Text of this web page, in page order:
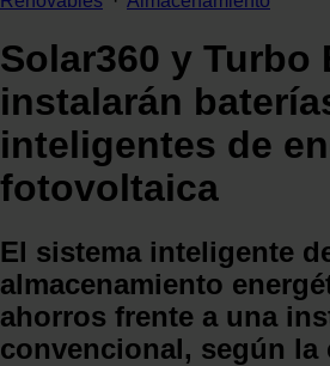
Solar360 y Turbo
instalarán
inteligentes de
fotovoltaica
El sistema inteligente
almacenamiento
ahorros frente a una
convencional, según la